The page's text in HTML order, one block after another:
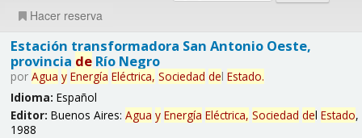
Hacer reserva
Estación transformadora San Antonio Oeste,
provincia deRío Negro
por Agua y Energía Eléctrica, Sociedad del Estado.
Idioma: Español
Editor: Buenos Aires: Agua y Energía Eléctrica, Sociedad del Estado,
1988